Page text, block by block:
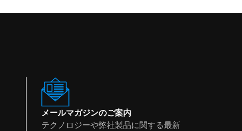
メールマガジンのご案内
テクノロジーや弊社製品に関する最新